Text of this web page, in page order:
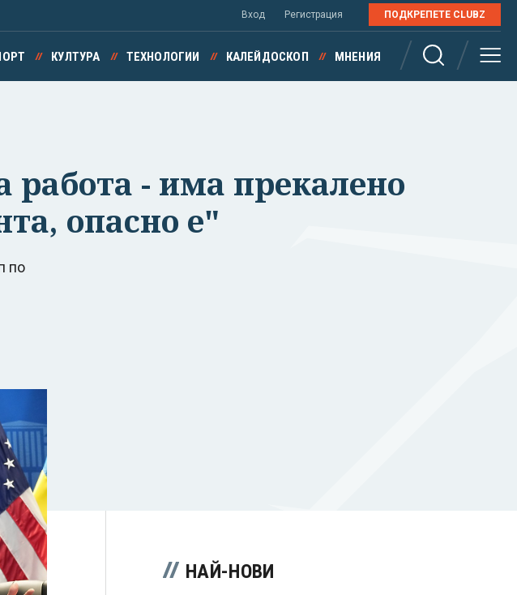
Вход Регистрация ПОДКРЕПЕТЕ CLUBZ
КУЛТУРА ТЕХНОЛОГИИ КАЛЕЙДОСКОП МНЕНИЯ
- има прекалено
опасно е"
по
НАЙ-НОВИ